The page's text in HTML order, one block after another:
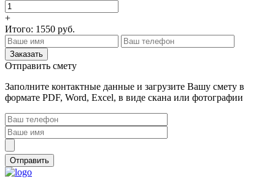
+
Итого: 1550 руб.
Отправить смету
Заполните контактные данные и загрузите Вашу смету в
формате PDF, Word, Excel, в виде скана или фотографии